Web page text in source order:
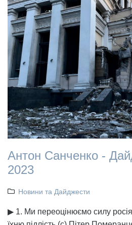
Антон Санченко -
2023
Новини та Дайджести
▶ 1. Ми переоцінюємо силу